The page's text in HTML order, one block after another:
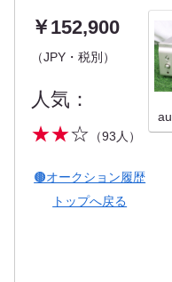
￥152,900
（JPY・税別）
人気：
★★☆ （93人）
🟤オークション履歴
トップへ戻る